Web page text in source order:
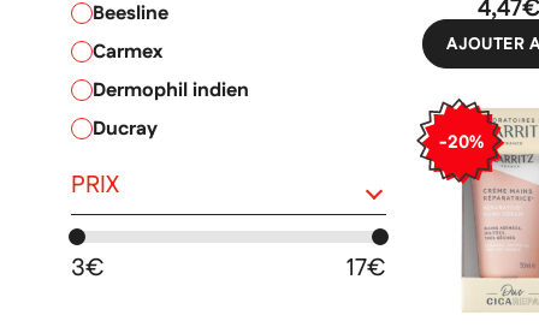
beesline
carmex
dermophil indien
ducray
kreme
PRIX
3€ 17€
AJOUTER
-20%